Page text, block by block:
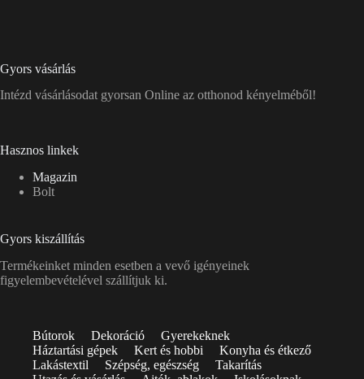
Gyors vásárlás
Intézd vásárlásodat gyorsan Online az otthonod kényelméből!
Hasznos linkek
Magazin
Bolt
Gyors kiszállítás
Termékeinket minden esetben a vevő igényeinek
figyelembevételével szállítjuk ki.
Bútorok Dekoráció
Gyerekeknek
Háztartási gépek
Kert és hobbi
Konyha és étkező
Lakástextil
Szépség, egészség
Takarítás